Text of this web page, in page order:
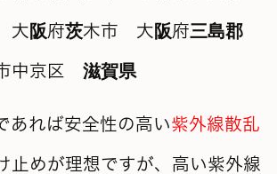
あれば安全性の高い紫外線散乱
止めが理想ですが、高い紫外線